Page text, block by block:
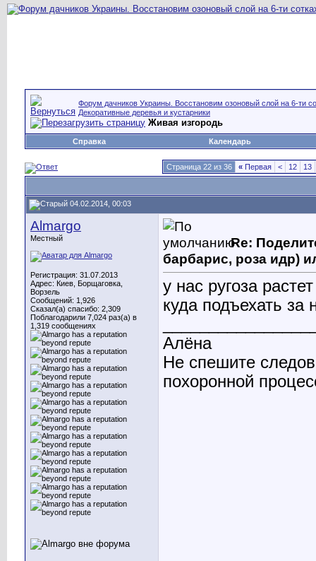
Форум дачников Украины. Восстановим озоновый слой на 6-ти
Декоративные деревья и кустарники
Живая изгородь
Справка Календарь
Страница 22 из 36 « Первая < 12 13
04.02.2014, 00:03
Almargo
Местный
Регистрация: 31.07.2013
Адрес: Киев, Борщаговка,
Ворзель
Сообщений: 1,926
Сказал(а) спасибо: 2,309
Поблагодарили 7,024 раз(а) в
1,319 сообщениях
Re:
барбарис, роза идр)
у нас ругоза
куда подъехать за
Алёна
Не спешите
похоронной